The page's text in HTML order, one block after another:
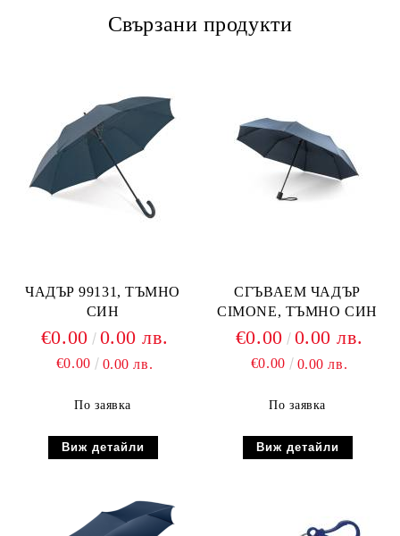
Свързани продукти
ЧАДЪР 99131, ТЪМНО
СИН
€0.00 0.00 лв.
€0.00 0.00 лв.
По заявка
Виж детайли
СГЪВАЕМ ЧАДЪР
CIMONE, ТЪМНО СИН
€0.00 0.00 лв.
€0.00 0.00 лв.
По заявка
Виж детайли